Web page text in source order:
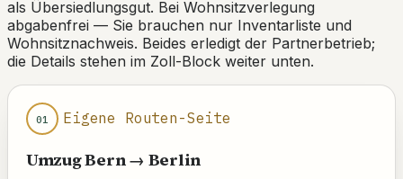
als Übersiedlungsgut. Bei Wohnsitzverlegung
abgabenfrei — Sie brauchen nur Inventarliste und
Wohnsitznachweis. Beides erledigt der Partnerbetrieb;
die Details stehen im Zoll-Block weiter unten.
01 Eigene Routen-Seite
Umzug Bern → Berlin